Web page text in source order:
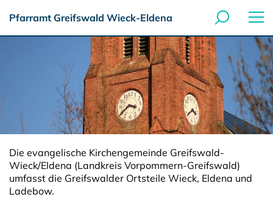
Pfarramt Greifswald Wieck-Eldena
Die evangelische Kirchengemeinde Greifswald-
Wieck/Eldena (Landkreis Vorpommern-Greifswald)
umfasst die Greifswalder Ortsteile Wieck, Eldena und
Ladebow.